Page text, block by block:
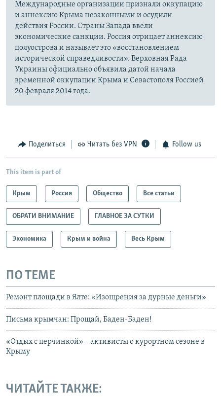
Международные организации признали оккупацию
и аннексию Крыма незаконными и осудили
действия России. Страны Запада ввели
экономические санкции. Россия отрицает аннексию
полуострова и называет это «восстановлением
исторической справедливости». Верховная Рада
Украины официально объявила датой начала
временной оккупации Крыма и Севастополя Россией
20 февраля 2014 года.
Поделиться Читать без VPN Follow us
This item is part of
Крым Россия Общество Все статьи
ОБРАТИ ВНИМАНИЕ ГЛАВНОЕ ЗА СУТКИ
Экономика Крым и война Весь Крым
ПО ТЕМЕ
Ремонт площади в Ялте: «Изощрения за дурные деньги»
Письма крымчан: Прощай, Баден-Баден!
«Отдых с перчинкой» – активисты о курортном сезоне в
Крыму
ЧИТАЙТЕ ТАКЖЕ: